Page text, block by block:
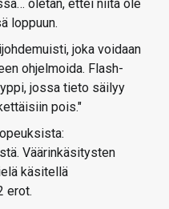
oletan, ettei niitä ole
loppuun.
joka voidaan
ohjelmoida. Flash-
jossa tieto säilyy
pois."
Väärinkäsitysten
käsitellä
erot.